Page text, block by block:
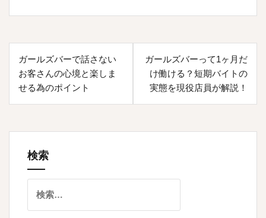
投
稿
ナ
ビ
ゲ
ガールズバーで話さない
お客さんの心境と楽しま
せる為のポイント
ガールズバーって1ヶ月だ
け働ける？短期バイトの
実態を現役店員が解説！
検索
索: